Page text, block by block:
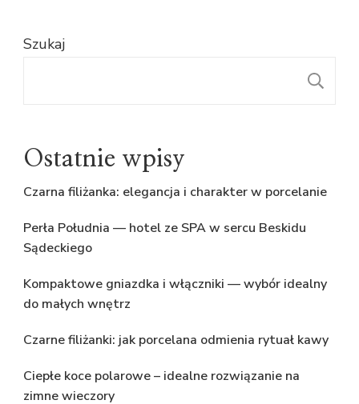
Szukaj
Ostatnie wpisy
Czarna filiżanka: elegancja i charakter w porcelanie
Perła Południa — hotel ze SPA w sercu Beskidu
Sądeckiego
Kompaktowe gniazdka i włączniki — wybór idealny
do małych wnętrz
Czarne filiżanki: jak porcelana odmienia rytuał kawy
Ciepłe koce polarowe – idealne rozwiązanie na
zimne wieczory